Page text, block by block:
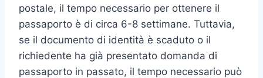
postale, il tempo necessario per ottenere il
passaporto è di circa 6-8 settimane. Tuttavia,
se il documento di identità è scaduto o il
richiedente ha già presentato domanda di
passaporto in passato, il tempo necessario può